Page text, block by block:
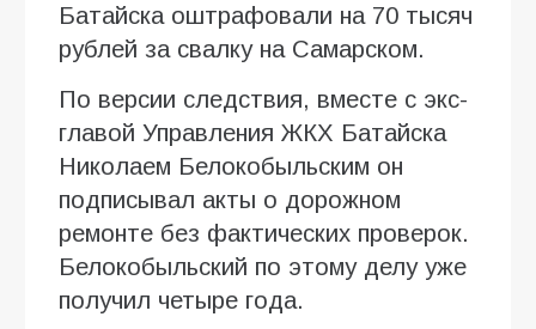
Батайска оштрафовали на 70 тысяч
рублей за свалку на Самарском.
По версии следствия, вместе с экс-
главой Управления ЖКХ Батайска
Николаем Белокобыльским он
подписывал акты о дорожном
ремонте без фактических проверок.
Белокобыльский по этому делу уже
получил четыре года.